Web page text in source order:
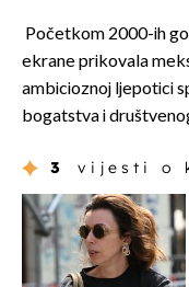
Početkom 2000-ih
ekrane prikovala
ambicioznoj ljepotici
bogatstva i
3 vijesti o